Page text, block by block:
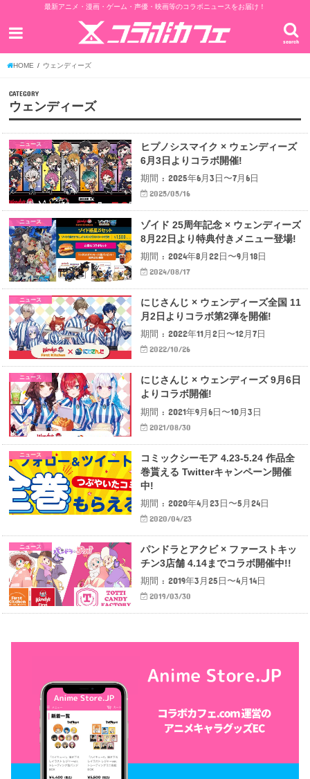
最新アニメ・漫画・ゲーム・声優・映画等のコラボニュースをお届け！
search
HOME ウェンディーズ
CATEGORY
ウェンディーズ
ニュース
ヒプノシスマイク × ウェンディーズ
6月3日よりコラボ開催!
期間 : 2025年6月3日〜7月6日
2025/05/16
ニュース
ゾイド 25周年記念 × ウェンディーズ
8月22日より特典付きメニュー登場!
期間 : 2024年8月22日〜9月18日
2024/08/17
ニュース
にじさんじ × ウェンディーズ全国 11
月2日よりコラボ第2弾を開催!
期間 : 2022年11月2日〜12月7日
2022/10/26
ニュース
にじさんじ × ウェンディーズ 9月6日
よりコラボ開催!
期間 : 2021年9月6日〜10月3日
2021/08/30
ニュース
コミックシーモア 4.23-5.24 作品全
巻貰える Twitterキャンペーン開催
中!
期間 : 2020年4月23日〜5月24日
2020/04/23
ニュース
パンドラとアクビ × ファーストキッ
チン3店舗 4.14までコラボ開催中!!
期間 : 2019年3月25日〜4月14日
2019/03/30